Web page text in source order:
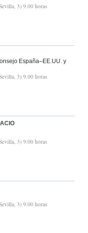
3) 9.00 horas
España–EE.UU. y
3) 9.00 horas
3) 9:00 horas
3) 9:00 horas